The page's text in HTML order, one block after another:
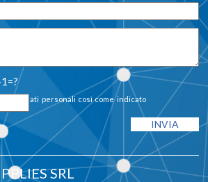
dei dati personali così come indicato
SRL